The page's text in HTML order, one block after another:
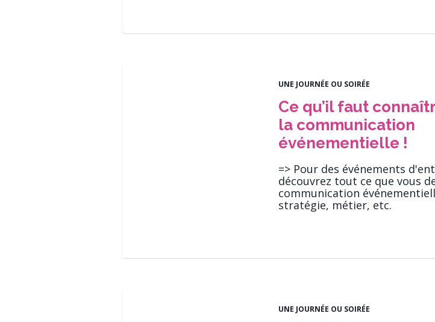
UNE JOURNÉE OU SOIRÉE
Ce qu’il faut
la communication
événementielle !
=> Pour des événements
découvrez tout ce que vous
communication
stratégie, métier, etc.
UNE JOURNÉE OU SOIRÉE